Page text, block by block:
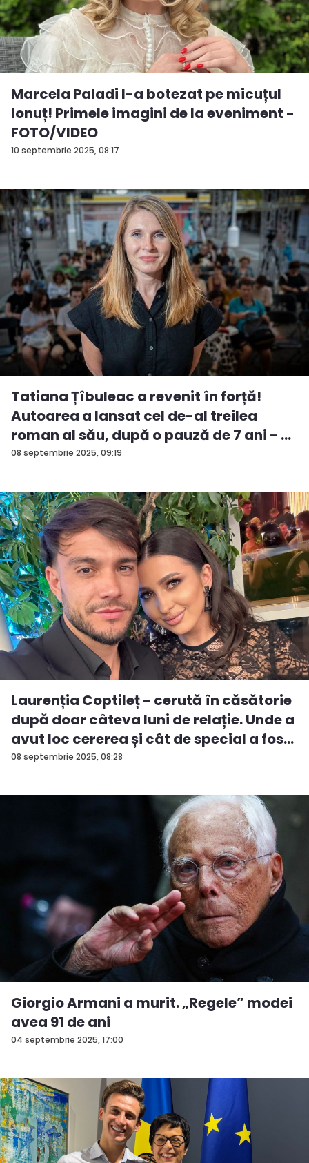
10 septembrie 2025, 08:17
Marcela Paladi l-a botezat pe micuțul
Ionuț! Primele imagini de la eveniment -
FOTO/VIDEO
08 septembrie 2025, 09:19
Tatiana Țîbuleac a revenit în forță!
Autoarea a lansat cel de-al treilea
roman al său, după o pauză de 7 ani - ...
08 septembrie 2025, 08:28
Laurenția Coptileț - cerută în căsătorie
după doar câteva luni de relație. Unde a
avut loc cererea și cât de special a fos...
04 septembrie 2025, 17:00
Giorgio Armani a murit. „Regele” modei
avea 91 de ani